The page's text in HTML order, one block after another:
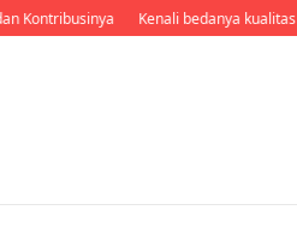
Kenali bedanya kualitas premium